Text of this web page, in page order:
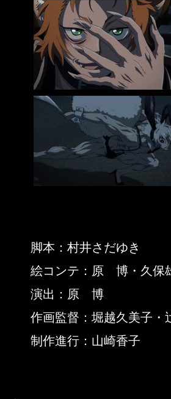
脚本：村井さだゆき
絵コンテ：原 博・久保
演出：原 博
作画監督：堀越久美子・
制作進行：山崎香子